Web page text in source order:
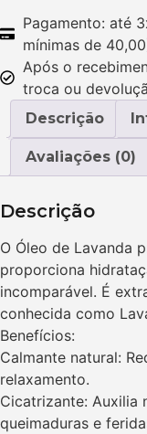
Pagamento: até
mínimas de
Após o
troca ou
Descrição
Avaliações (0)
Descrição
O Óleo de Lavanda
proporciona
incomparável. É
conhecida como
Benefícios:
Calmante natural:
relaxamento.
Cicatrizante: Auxilia
queimaduras e